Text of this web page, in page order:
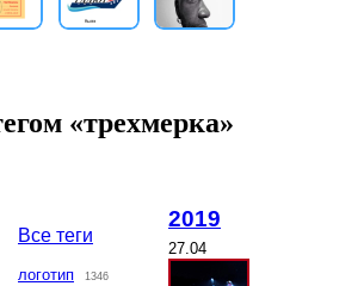
«трехмерка»
Все теги
логотип 1346
2019
27.04